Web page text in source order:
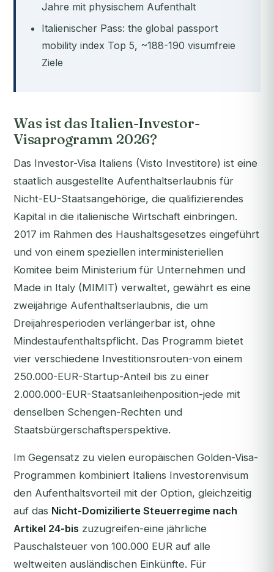
Jahre mit physischem Aufenthalt
Italienischer Pass: the global passport
mobility index Top 5, ~188-190 visumfreie
Ziele
Was ist das Italien-Investor-
Visaprogramm 2026?
Das Investor-Visa Italiens (Visto Investitore) ist eine
staatlich ausgestellte Aufenthaltserlaubnis für
Nicht-EU-Staatsangehörige, die qualifizierendes
Kapital in die italienische Wirtschaft einbringen.
2017 im Rahmen des Haushaltsgesetzes eingeführt
und von einem speziellen interministeriellen
Komitee beim Ministerium für Unternehmen und
Made in Italy (MIMIT) verwaltet, gewährt es eine
zweijährige Aufenthaltserlaubnis, die um
Dreijahresperioden verlängerbar ist, ohne
Mindestaufenthaltspflicht. Das Programm bietet
vier verschiedene Investitionsrouten-von einem
250.000-EUR-Startup-Anteil bis zu einer
2.000.000-EUR-Staatsanleihenposition-jede mit
denselben Schengen-Rechten und
Staatsbürgerschaftsperspektive.
Im Gegensatz zu vielen europäischen Golden-Visa-
Programmen kombiniert Italiens Investorenvisum
den Aufenthaltsvorteil mit der Option, gleichzeitig
auf das Nicht-Domizilierte Steuerregime nach
Artikel 24-bis zuzugreifen-eine jährliche
Pauschalsteuer von 100.000 EUR auf alle
weltweiten ausländischen Einkünfte. Für